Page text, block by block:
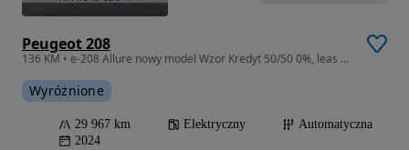
Peugeot 208
136 KM • e-208 Allure nowy model Wzor Kredyt 50/50 0%, leas od 101% FV23%
Wyróżnione
29 967 km Elektryczny
Automatyczna
2024